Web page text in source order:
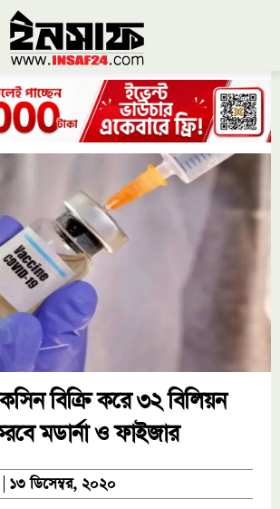
বিক্রি করে ৩২ বিলিয়ন
মডার্না ও ফাইজার
১৩ ডিসেম্বর, ২০২০